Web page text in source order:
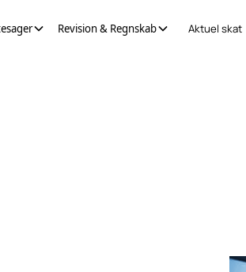
Revision & Regnskab Aktuel skat